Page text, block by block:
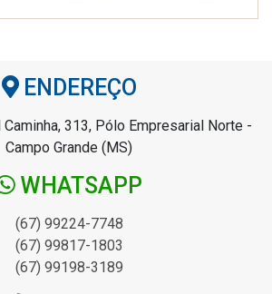
ENDEREÇO
Caminha, 313, Pólo Empresarial Norte -
Campo Grande (MS)
WHATSAPP
(67) 99224-7748
(67) 99817-1803
(67) 99198-3189